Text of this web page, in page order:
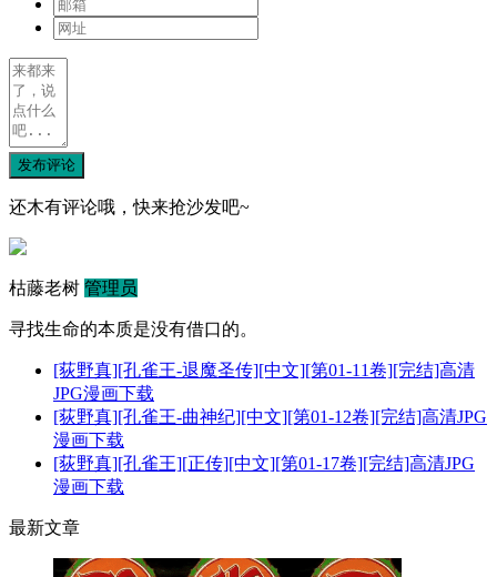
发布评论
还木有评论哦，快来抢沙发吧~
枯藤老树 管理员
寻找生命的本质是没有借口的。
[荻野真][孔雀王-退魔圣传][中文][第01-11卷][完结]高清
JPG漫画下载
[荻野真][孔雀王-曲神纪][中文][第01-12卷][完结]高清JPG
漫画下载
[荻野真][孔雀王][正传][中文][第01-17卷][完结]高清JPG
漫画下载
最新文章